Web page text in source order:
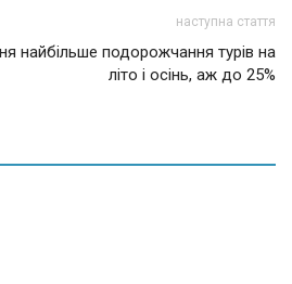
наступна стаття
найбільше подорожчання турів на
літо і осінь, аж до 25%